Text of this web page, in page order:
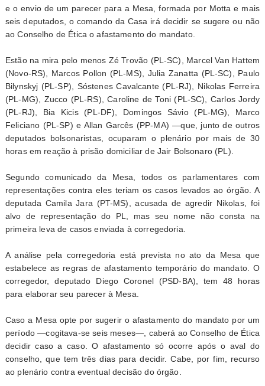
e o envio de um parecer para a Mesa, formada por Motta e mais
seis deputados, o comando da Casa irá decidir se sugere ou não
ao Conselho de Ética o afastamento do mandato.
Estão na mira pelo menos Zé Trovão (PL-SC), Marcel Van Hattem
(Novo-RS), Marcos Pollon (PL-MS), Julia Zanatta (PL-SC), Paulo
Bilynskyj (PL-SP), Sóstenes Cavalcante (PL-RJ), Nikolas Ferreira
(PL-MG), Zucco (PL-RS), Caroline de Toni (PL-SC), Carlos Jordy
(PL-RJ), Bia Kicis (PL-DF), Domingos Sávio (PL-MG), Marco
Feliciano (PL-SP) e Allan Garcês (PP-MA) —que, junto de outros
deputados bolsonaristas, ocuparam o plenário por mais de 30
horas em reação à prisão domiciliar de Jair Bolsonaro (PL).
Segundo comunicado da Mesa, todos os parlamentares com
representações contra eles teriam os casos levados ao órgão. A
deputada Camila Jara (PT-MS), acusada de agredir Nikolas, foi
alvo de representação do PL, mas seu nome não consta na
primeira leva de casos enviada à corregedoria.
A análise pela corregedoria está prevista no ato da Mesa que
estabelece as regras de afastamento temporário do mandato. O
corregedor, deputado Diego Coronel (PSD-BA), tem 48 horas
para elaborar seu parecer à Mesa.
Caso a Mesa opte por sugerir o afastamento do mandato por um
período —cogitava-se seis meses—, caberá ao Conselho de Ética
decidir caso a caso. O afastamento só ocorre após o aval do
conselho, que tem três dias para decidir. Cabe, por fim, recurso
ao plenário contra eventual decisão do órgão.